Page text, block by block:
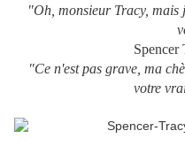
"Oh, monsieur Tracy,
Spencer
"Ce n'est pas grave, ma
votre